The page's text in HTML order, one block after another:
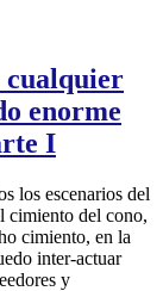
cualquier
enorme
I
los escenarios del
cimiento del cono,
cimiento, en la
inter-actuar
y